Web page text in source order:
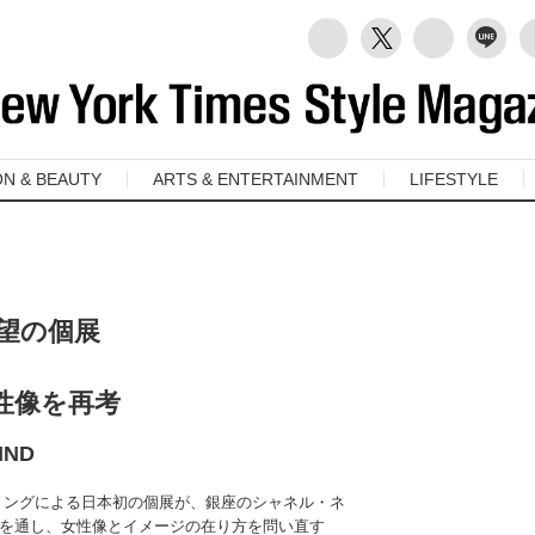
& BEAUTY ARTS & ENTERTAINMENT LIFESTYLE
の個展
像を再考
グによる日本初の個展が、銀座のシャネル・ネ
通し、女性像とイメージの在り方を問い直す